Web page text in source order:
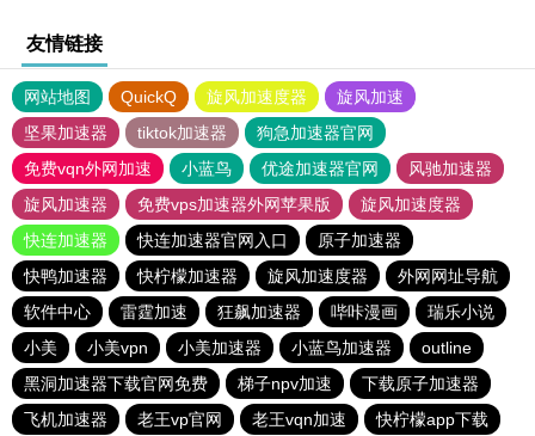
友情链接
网站地图 QuickQ 旋风加速度器
旋风加速
坚果加速器
tiktok加速器
狗急加速器官网
免费vqn外网加速
小蓝鸟 优途加速器官网
风驰加速器
旋风加速器
免费vps加速器外网苹果版
旋风加速度器
快连加速器
快连加速器官网入口
原子加速器
快鸭加速器
快柠檬加速器 旋风加速度器
外网网址导航
软件中心
雷霆加速 狂飙加速器 哔咔漫画
瑞乐小说
小美
小美vpn 小美加速器 小蓝鸟加速器
outline
黑洞加速器下载官网免费
梯子npv加速
下载原子加速器
飞机加速器
老王vp官网 老王vqn加速 快柠檬app下载